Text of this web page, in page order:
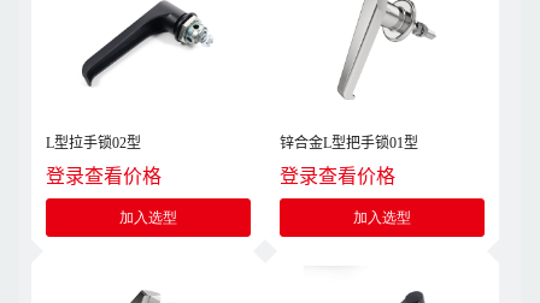
L型拉手锁02型
登录查看价格
加入选型
锌合金L型把手锁01型
登录查看价格
加入选型